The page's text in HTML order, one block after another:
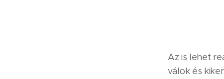
Az is lehet
válok és